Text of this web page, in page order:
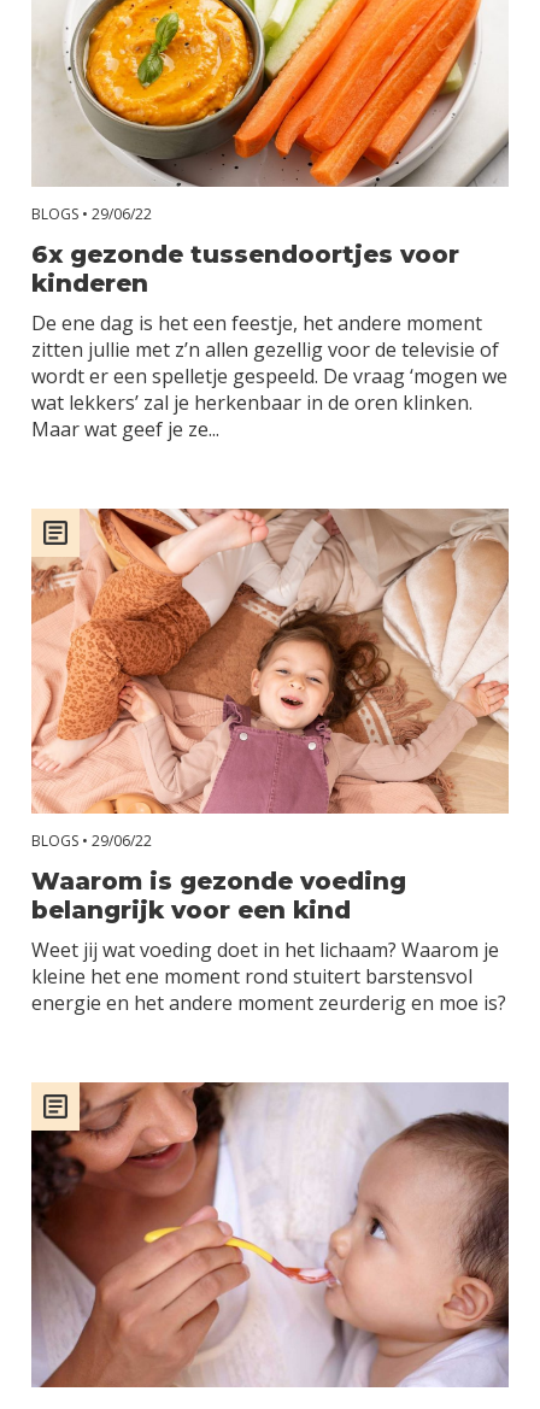
BLOGS • 29/06/22
6x gezonde tussendoortjes voor
kinderen
De ene dag is het een feestje, het andere moment
zitten jullie met z’n allen gezellig voor de televisie of
wordt er een spelletje gespeeld. De vraag ‘mogen we
wat lekkers’ zal je herkenbaar in de oren klinken.
Maar wat geef je ze...
BLOGS • 29/06/22
Waarom is gezonde voeding
belangrijk voor een kind
Weet jij wat voeding doet in het lichaam? Waarom je
kleine het ene moment rond stuitert barstensvol
energie en het andere moment zeurderig en moe is?